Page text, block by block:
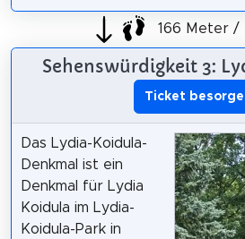
166 Meter /
Sehenswürdigkeit 3:
Ticket
Das Lydia-Koidula-
Denkmal ist ein
Denkmal für Lydia
Koidula im Lydia-
Koidula-Park in